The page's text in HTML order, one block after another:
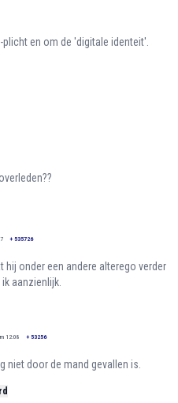
en om de 'digitale identeit'.
+ 535726
hij onder een andere alterego verder
aanzienlijk.
12:08 + 53256
niet door de mand gevallen is.